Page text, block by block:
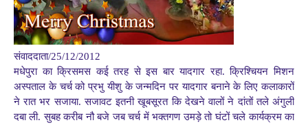
संवाददाता/25/12/2012
मधेपुरा का क्रिसमस कई तरह से इस बार यादगार रहा. क्रिश्चियन मिशन
अस्पताल के चर्च को प्रभु यीशु के जन्मदिन पर यादगार बनाने के लिए कलाकारों
ने रात भर सजाया. सजावट इतनी खूबसूरत कि देखने वालों ने दांतों तले अंगुली
दबा ली. सुबह करीब नौ बजे जब चर्च में भक्तगण उमड़े तो घंटों चले कार्यक्रम का